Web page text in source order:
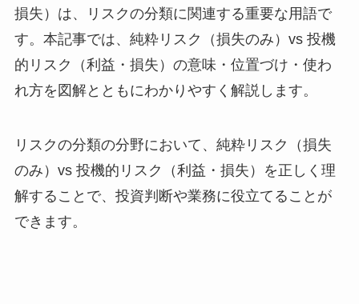
損失）は、リスクの分類に関連する重要な用語で
す。本記事では、純粋リスク（損失のみ）vs 投機
的リスク（利益・損失）の意味・位置づけ・使わ
れ方を図解とともにわかりやすく解説します。
リスクの分類の分野において、純粋リスク（損失
のみ）vs 投機的リスク（利益・損失）を正しく理
解することで、投資判断や業務に役立てることが
できます。